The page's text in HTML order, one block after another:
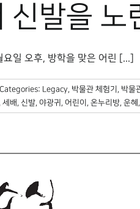
신발을 노
일 오후, 방학을 맞은 어린 [...]
Categories: Legacy, 박물관 체험기 , 박물
, 세배 , 신발, 야광귀 , 어린이 , 온누리방, 운혜 ,